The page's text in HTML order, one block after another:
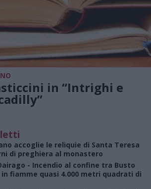
in “Intrighi e
accoglie le reliquie di Santa Teresa
di preghiera al monastero
- Incendio al confine tra Busto
fiamme quasi 4.000 metri quadrati di